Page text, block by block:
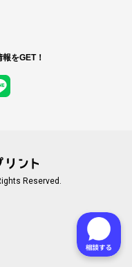
をGET！
Reserved.